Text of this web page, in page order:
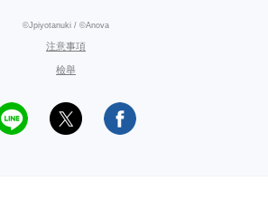
©Jpiyotanuki / ©Anova
注意事項
檢舉